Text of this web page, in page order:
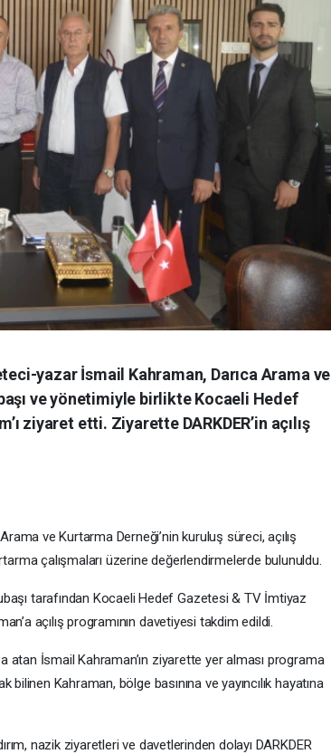
yazar İsmail Kahraman, Darıca Arama ve
ve yönetimiyle birlikte Kocaeli Hedef
ziyaret etti. Ziyarette DARKDER’in açılış
ve Kurtarma Derneği’nin kuruluş süreci, açılış
çalışmaları üzerine değerlendirmelerde bulunuldu.
tarafından Kocaeli Hedef Gazetesi & TV İmtiyaz
açılış programının davetiyesi takdim edildi.
atan İsmail Kahraman’ın ziyarette yer alması programa
Kahraman, bölge basınına ve yayıncılık hayatına
nazik ziyaretleri ve davetlerinden dolayı DARKDER